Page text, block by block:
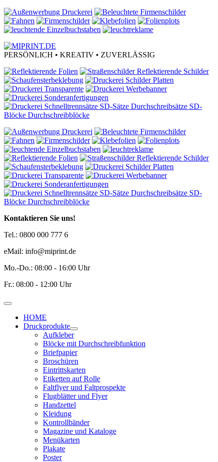
PERSÖNLICH • KREATIV • ZUVERLÄSSIG
Kontaktieren Sie uns!
Tel.: 0800 000 777 6
eMail: info@miprint.de
Mo.-Do.: 08:00 - 16:00 Uhr
Fr.: 08:00 - 12:00 Uhr
HOME
Druckprodukte
Aufkleber
Blöcke mit Durchschreibfunktion
Briefpapier
Broschüren
Eintrittskarten
Etiketten auf Rolle
Faltflyer und Faltprospekte
Flugblätter und Flyer
Handzettel
Kleidung
Kontrollbänder
Magazine und Kataloge
Menükarten
Plakate
Poster